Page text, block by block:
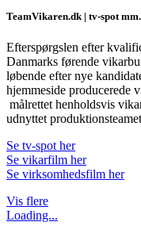
TeamVikaren.dk | tv-spot mm.
Efterspørgslen efter
Danmarks førende
løbende efter nye
hjemmeside producerede
målrettet henholdsvis
udnyttet
Se tv-spot her
Se vikarfilm her
Se virksomhedsfilm her
Vis flere
Loading...